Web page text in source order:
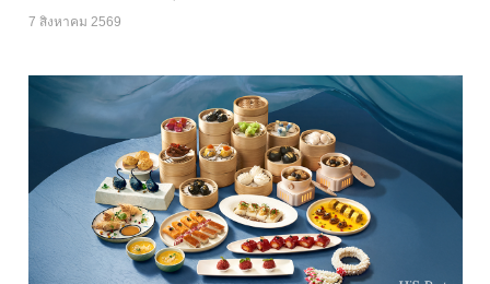
7 สิงหาคม 2569